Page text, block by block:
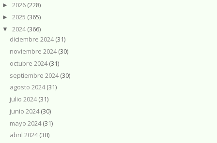
► 2026 (228)
► 2025 (365)
▼ 2024(366)
diciembre 2024(31)
noviembre 2024(30)
octubre 2024(31)
septiembre 2024(30)
agosto 2024(31)
julio 2024(31)
junio 2024(30)
mayo 2024(31)
abril 2024(30)